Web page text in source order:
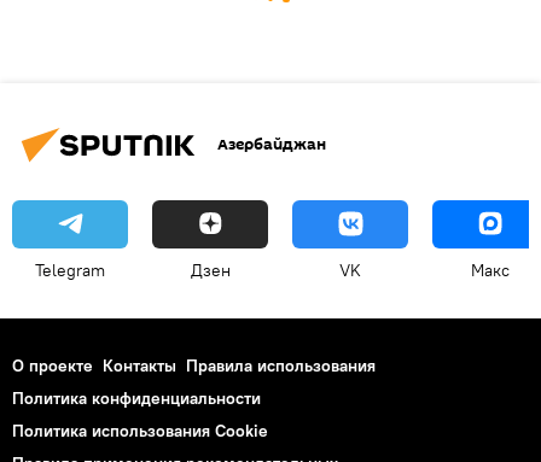
Азербайджан
Telegram Дзен VK Макс
О проекте Контакты Правила использования
Политика конфиденциальности
Политика использования Cookie